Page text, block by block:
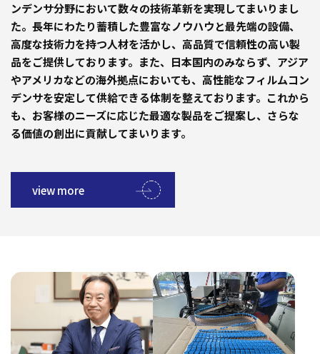
ンデンサ分野において数々の技術革新を実現してまいりまし
た。長年にわたり蓄積した豊富なノウハウと最先端の設備、
高度な技術力を持つ人材を活かし、高品質で信頼性の高い製
品をご提供しております。また、日本国内のみならず、アジア
やアメリカなどの海外拠点においても、高性能なフィルムコン
デンサを安定して供給できる体制を整えております。これから
も、お客様のニーズに応じた最適な製品をご提案し、さらな
る価値の創出に貢献してまいります。
view more